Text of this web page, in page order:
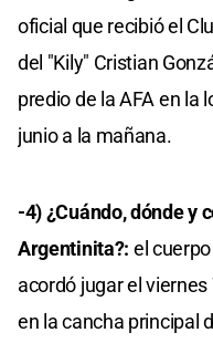
oficial que recibió el
del "Kily" Cristian
predio de la AFA en la
junio a la mañana.
-4) ¿Cuándo, dónde y
Argentinita?: el
acordó jugar el
en la cancha principal